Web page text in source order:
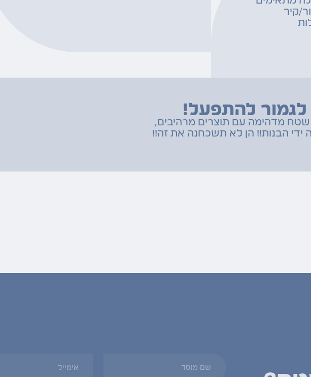
קיר
להתפעל!
שטח מדהימה עם תוצרים מרהיבים,
ידי הבנות!! הן לא תשכחנה את זה!!